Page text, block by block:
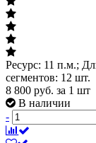
Ресурс: 11 п.м.;
сегментов: 12 шт.
8 800 руб. за 1 шт
В наличии
-